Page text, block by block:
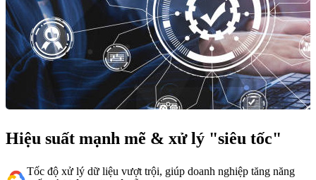
Hiệu suất mạnh mẽ & xử lý "siêu tốc"
Tốc độ xử lý dữ liệu vượt trội, giúp doanh nghiệp tăng năng